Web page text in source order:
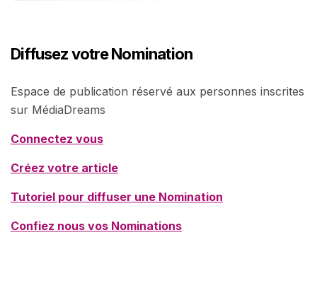
Diffusez votre Nomination
Espace de publication réservé aux personnes inscrites
sur MédiaDreams
Connectez vous
Créez votre article
Tutoriel pour diffuser une Nomination
Confiez nous vos Nominations